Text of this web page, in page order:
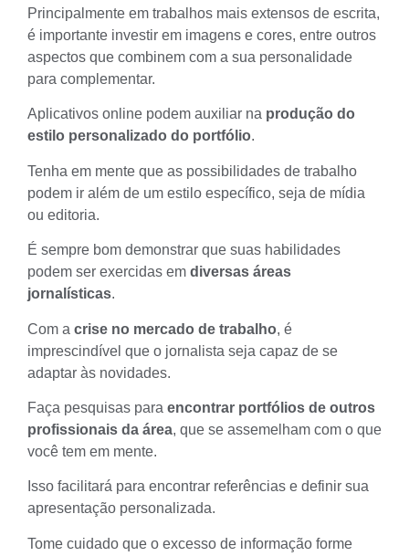
Principalmente em trabalhos mais extensos de escrita,
é importante investir em imagens e cores, entre outros
aspectos que combinem com a sua personalidade
para complementar.
Aplicativos online podem auxiliar na produção do
estilo personalizado do portfólio.
Tenha em mente que as possibilidades de trabalho
podem ir além de um estilo específico, seja de mídia
ou editoria.
É sempre bom demonstrar que suas habilidades
podem ser exercidas em diversas áreas
jornalísticas.
Com a crise no mercado de trabalho, é
imprescindível que o jornalista seja capaz de se
adaptar às novidades.
Faça pesquisas para encontrar portfólios de outros
profissionais da área, que se assemelham com o que
você tem em mente.
Isso facilitará para encontrar referências e definir sua
apresentação personalizada.
Tome cuidado que o excesso de informação forme